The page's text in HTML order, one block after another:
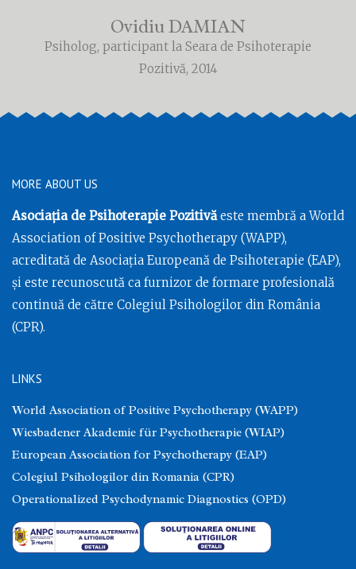
Ovidiu DAMIAN
Psiholog, participant la Seara de Psihoterapie
Pozitivă, 2014
MORE ABOUT US
Asociația de Psihoterapie Pozitivăeste membră a World
Association of Positive Psychotherapy (WAPP),
acreditată de Asociația Europeană de Psihoterapie (EAP),
și este recunoscută ca furnizor de formare profesională
continuă de către Colegiul Psihologilor din România
(CPR).
LINKS
World Association of Positive Psychotherapy (WAPP)
Wiesbadener Akademie für Psychotherapie (WIAP)
European Association for Psychotherapy (EAP)
Colegiul Psihologilor din Romania (CPR)
Operationalized Psychodynamic Diagnostics (OPD)